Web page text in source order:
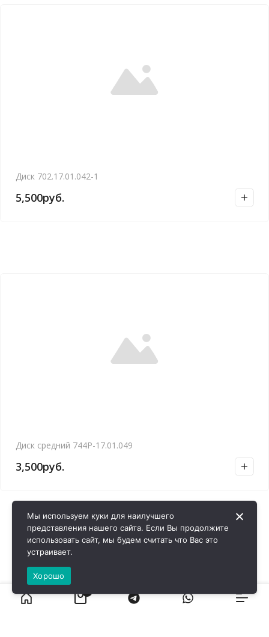
Диск 702.17.01.042-1
5,500руб.
Диск средний 744Р-17.01.049
3,500руб.
Мы используем куки для наилучшего
представления нашего сайта. Если Вы продолжите
использовать сайт, мы будем считать что Вас это
устраивает.
Хорошо